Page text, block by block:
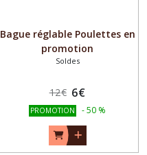
Bague réglable Poulettes en
promotion
Soldes
12€ 6€
PROMOTION -50 %